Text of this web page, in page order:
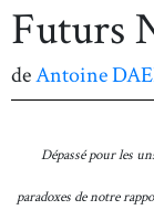
Futurs
deAntoine
Dépassé pour les
paradoxes de notre